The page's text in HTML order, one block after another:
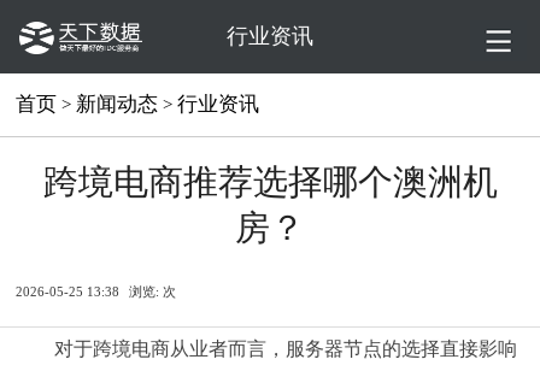
行业资讯
首页 > 新闻动态 >行业资讯
跨境电商推荐选择哪个澳洲机
房？
2026-05-25 13:38 浏览: 次
对于跨境电商从业者而言，服务器节点的选择直接影响